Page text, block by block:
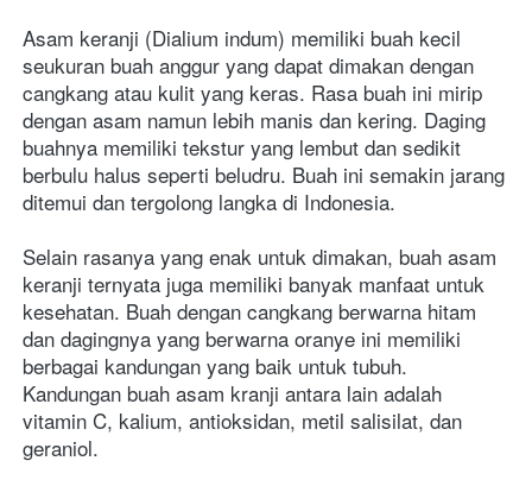
Asam keranji (Dialium indum) memiliki buah kecil
seukuran buah anggur yang dapat dimakan dengan
cangkang atau kulit yang keras. Rasa buah ini mirip
dengan asam namun lebih manis dan kering. Daging
buahnya memiliki tekstur yang lembut dan sedikit
berbulu halus seperti beludru. Buah ini semakin jarang
ditemui dan tergolong langka di Indonesia.
Selain rasanya yang enak untuk dimakan, buah asam
keranji ternyata juga memiliki banyak manfaat untuk
kesehatan. Buah dengan cangkang berwarna hitam
dan dagingnya yang berwarna oranye ini memiliki
berbagai kandungan yang baik untuk tubuh.
Kandungan buah asam kranji antara lain adalah
vitamin C, kalium, antioksidan, metil salisilat, dan
geraniol.